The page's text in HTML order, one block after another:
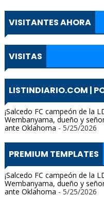
VISITANTES AHORA
VISITAS
LISTINDIARIO.COM |
¡Salcedo FC campeón de la
Wembanyama, dueño y
ante Oklahoma - 5/25/2026
PREMIUM TEMPLATES
¡Salcedo FC campeón de la
Wembanyama, dueño y
ante Oklahoma - 5/25/2026